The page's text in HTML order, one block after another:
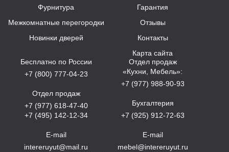
Фурнитура
Межкомнатные перегородки
Новинки дверей
Гарантия
Отзывы
Контакты
Карта сайта
Бесплатно по России
+7 (800) 777-04-23
Отдел продаж
+7 (977) 618-47-40
+7 (495) 142-12-34
E-mail
intereruyut@mail.ru
Отдел продаж
«Кухни, Мебель»:
+7 (977) 988-90-93
Бухгалтерия
+7 (925) 912-72-63
E-mail
mebel@intereruyut.ru